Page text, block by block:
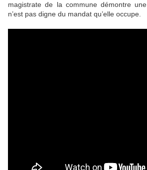
magistrate de la commune démontre
n’est pas digne du mandat qu’elle occupe.